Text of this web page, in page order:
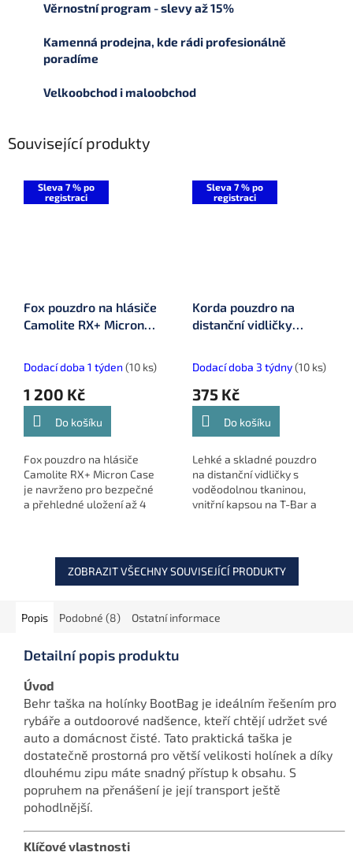
Věrnostní program - slevy až 15%
Kamenná prodejna, kde rádi profesionálně
poradíme
Velkoobchod i maloobchod
Související produkty
Sleva 7 % po
registraci
Fox pouzdro na hlásiče
Camolite RX+ Micron
Dodací doba 1 týden (10 ks)
1 200 Kč
Do košíku
Fox pouzdro na hlásiče
Camolite RX+ Micron Case
je navrženo pro bezpečné
a přehledné uložení až 4
Sleva 7 % po
registraci
Korda pouzdro na
distanční vidličky
Dodací doba 3 týdny(10 ks)
375 Kč
Do košíku
Lehké a skladné pouzdro
na distanční vidličky s
voděodolnou tkaninou,
vnitřní kapsou na T-Bar a
ZOBRAZIT VŠECHNY SOUVISEJÍCÍ PRODUKTY
Popis Podobné (8) Ostatní informace
Detailní popis produktu
Úvod
Behr taška na holínky BootBag je ideálním řešením pro
rybáře a outdoorové nadšence, kteří chtějí udržet své
auto a domácnost čisté. Tato praktická taška je
dostatečně prostorná pro větší velikosti holínek a díky
dlouhému zipu máte snadný přístup k obsahu. S
popruhem na přenášení je její transport ještě
pohodlnější.
Klíčové vlastnosti